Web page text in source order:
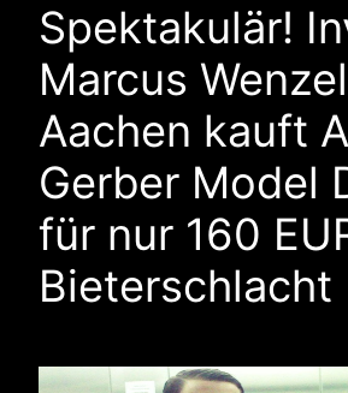
Spektakulär!
Marcus
Aachen kauft
Gerber Model
für nur 160
Bieterschlacht